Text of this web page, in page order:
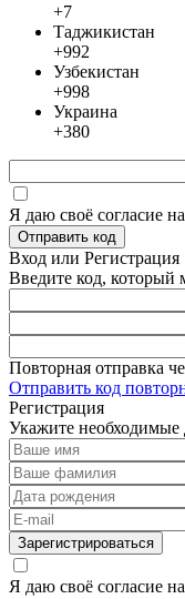
+7
Таджикистан
+992
Узбекистан
+998
Украина
+380
Я даю своё согласие
Отправить код
Вход или Регистрация
Введите код, который
Повторная отправка
Отправить код
Регистрация
Укажите необходимые
Зарегистрироваться
Я даю своё согласие